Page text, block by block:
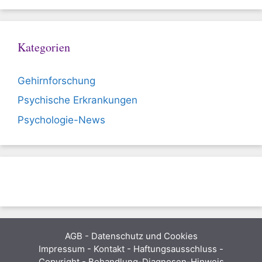
Kategorien
Gehirnforschung
Psychische Erkrankungen
Psychologie-News
AGB - Datenschutz und Cookies
Impressum - Kontakt - Haftungsausschluss -